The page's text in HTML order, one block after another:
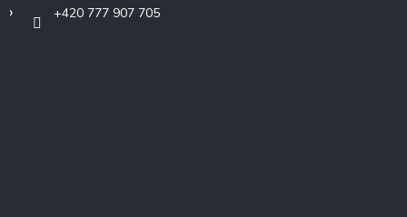
+420 777 907 705